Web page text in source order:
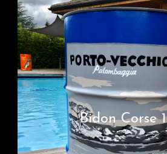
Bidon Corse 1